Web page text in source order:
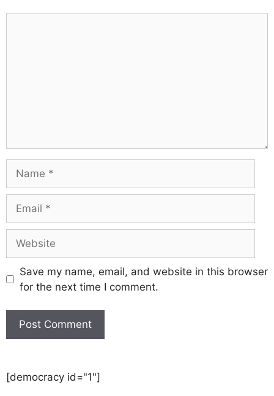
Save my name, email, and website in this browser
for the next time I comment.
[democracy id="1"]